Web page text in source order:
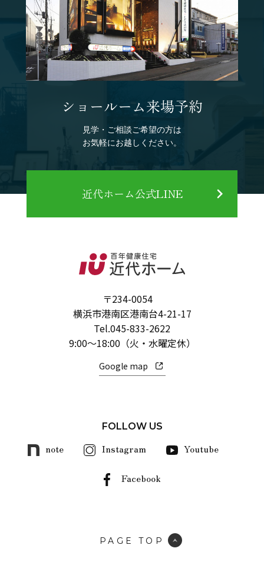
ショールーム来場予約
見学・ご相談ご希望の方は
お気軽にお越しください。
近代ホーム公式LINE
〒234-0054
横浜市港南区港南台4-21-17
Tel.045-833-2622
9:00～18:00（火・水曜定休）
Google map
FOLLOW US
note Instagram Youtube
Facebook
PAGE TOP